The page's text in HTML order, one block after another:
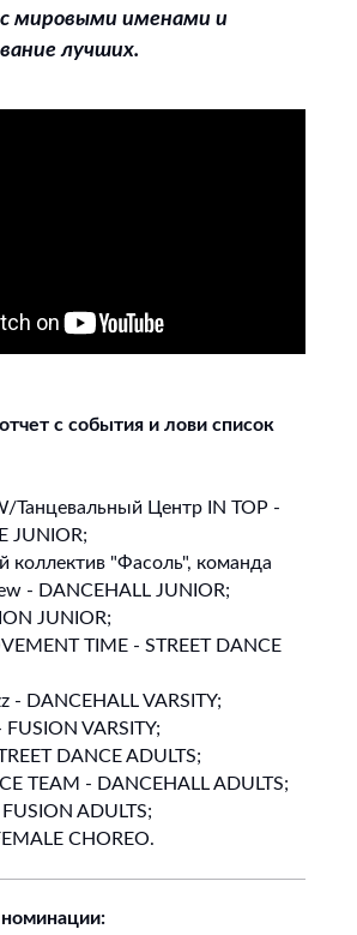
с мировыми именами и
лучших.
с события и лови список
Танцевальный Центр IN TOP -
JUNIOR;
коллектив "Фасоль", команда
- DANCEHALL JUNIOR;
JUNIOR;
TIME - STREET DANCE
- DANCEHALL VARSITY;
VARSITY;
DANCE ADULTS;
TEAM - DANCEHALL ADULTS;
ADULTS;
CHOREO.